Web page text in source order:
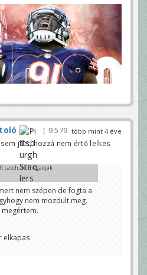
több mint 4 éve
9 579
járt, hozzá nem értő lelkes
catch, de megadják
nem szépen de fogta a
nem mozdult meg.
megértem.
elkapas